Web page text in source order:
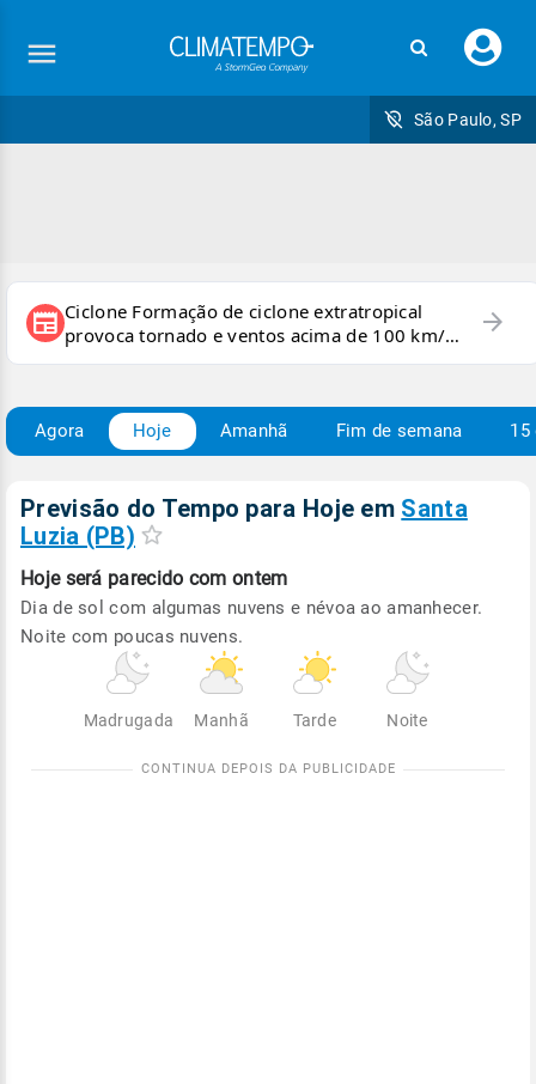
seu
São Paulo, SP
newspaper Ciclone Formação de ciclone extratropical
provoca tornado e ventos acima de 100 km/h
no RS
arrow_forward
Agora Hoje Amanhã Fim de semana 15
Previsão do Tempo para Hoje em Santa
Luzia (PB)
Hoje será parecido com ontem
Dia de sol com algumas nuvens e névoa ao amanhecer.
Noite com poucas nuvens.
Madrugada Manhã Tarde Noite